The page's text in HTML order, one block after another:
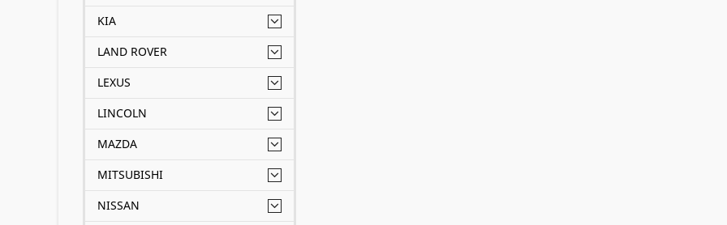
KIA
LAND ROVER
LEXUS
LINCOLN
MAZDA
MITSUBISHI
NISSAN